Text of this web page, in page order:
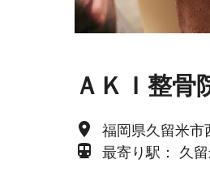
ＡＫＩ整骨
place 福岡県久留米市
directions_subway 最寄り駅： 久